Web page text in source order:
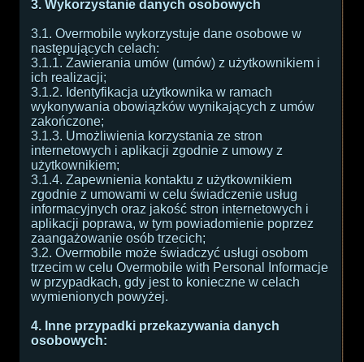
3. Wykorzystanie danych osobowych
3.1. Overmobile wykorzystuje dane osobowe w
następujących celach:
3.1.1. Zawierania umów (umów) z użytkownikiem i
ich realizacji;
3.1.2. Identyfikacja użytkownika w ramach
wykonywania obowiązków wynikających z umów
zakończone;
3.1.3. Umożliwienia korzystania ze stron
internetowych i aplikacji zgodnie z umowy z
użytkownikiem;
3.1.4. Zapewnienia kontaktu z użytkownikiem
zgodnie z umowami w celu świadczenie usług
informacyjnych oraz jakość stron internetowych i
aplikacji poprawa, w tym powiadomienie poprzez
zaangażowanie osób trzecich;
3.2. Overmobile może świadczyć usługi osobom
trzecim w celu Overmobile with Personal Informacje
w przypadkach, gdy jest to konieczne w celach
wymienionych powyżej.
4. Inne przypadki przekazywania danych
osobowych: